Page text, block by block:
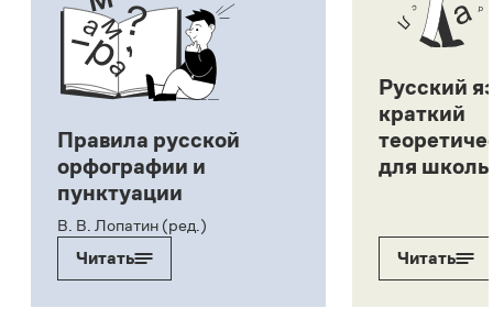
Правила русской
орфографии и
пунктуации
В. В. Лопатин (ред.)
Читать
Русский
краткий
для
Читать